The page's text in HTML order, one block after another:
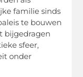
familie sinds
te bouwen
bijgedragen
sfeer,
onder